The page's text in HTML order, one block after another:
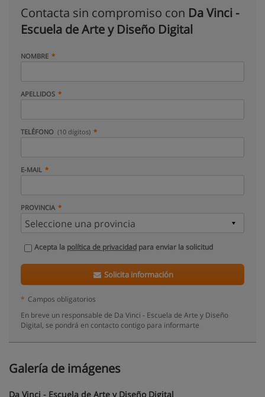
Contacta sin compromiso con Da Vinci -
Escuela de Arte y Diseño Digital
NOMBRE
APELLIDOS
TELÉFONO (10 dígitos)
E-MAIL
PROVINCIA
Acepta la política de privacidad para enviar la solicitud
Solicita información
* Campos obligatorios
En breve un responsable de Da Vinci - Escuela de Arte y Diseño
Digital, se pondrá en contacto contigo para informarte
Galería de imágenes
Da Vinci - Escuela de Arte y Diseño Digital